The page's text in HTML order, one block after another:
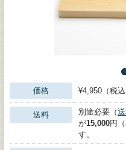
価格 ¥4,950（税込
送料 別途必要（
が15,000円
す。